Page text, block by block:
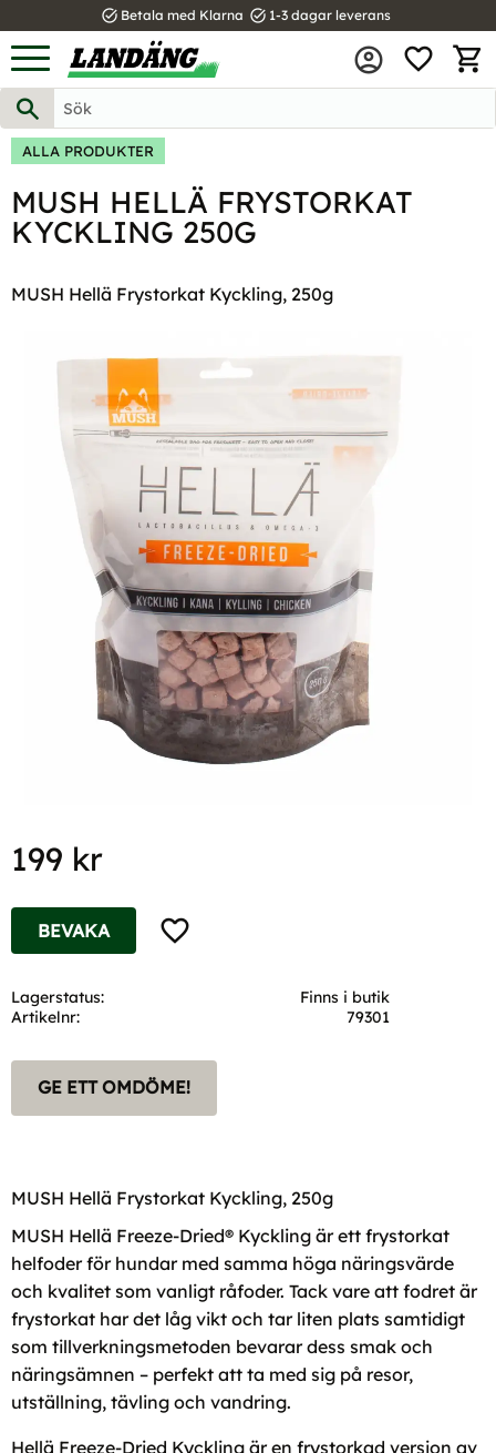
Meny
task_alt Betala med Klarna task_alt 1-3 dagar leverans
ALLA PRODUKTER
MUSH HELLÄ FRYSTORKAT
KYCKLING 250G
MUSH Hellä Frystorkat Kyckling, 250g
199 kr
Lägg till i favoriter
BEVAKA
Lagerstatus
Finns i butik
Artikelnr
79301
GE ETT OMDÖME!
MUSH Hellä Frystorkat Kyckling, 250g
MUSH Hellä Freeze-Dried® Kyckling är ett frystorkat
helfoder för hundar med samma höga näringsvärde
och kvalitet som vanligt råfoder. Tack vare att fodret är
frystorkat har det låg vikt och tar liten plats samtidigt
som tillverkningsmetoden bevarar dess smak och
näringsämnen – perfekt att ta med sig på resor,
utställning, tävling och vandring.
Hellä Freeze-Dried Kyckling är en frystorkad version av